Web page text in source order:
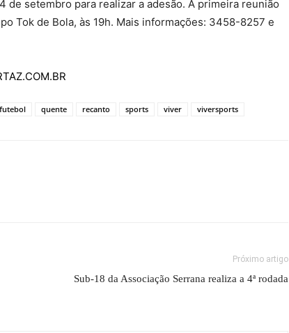
de setembro para realizar a adesão. A primeira reunião
Tok de Bola, às 19h. Mais informações: 3458-8257 e
futebol quente recanto sports viver viversports
Próximo artigo
Sub-18 da Associação Serrana realiza a 4ª rodada